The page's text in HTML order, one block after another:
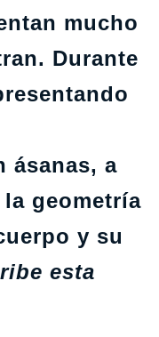
mucho
Durante
ásanas, a
geometría
y su
esta